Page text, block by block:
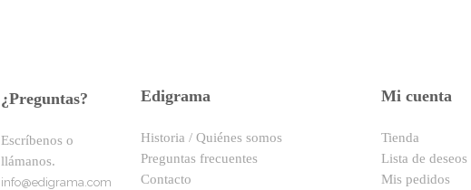
¿Preguntas?
Escríbenos o
llámanos.
info@edigrama.com
Edigrama
Historia / Quiénes somos
Preguntas frecuentes
Contacto
Mi cuenta
Tienda
Lista de deseos
Mis pedidos